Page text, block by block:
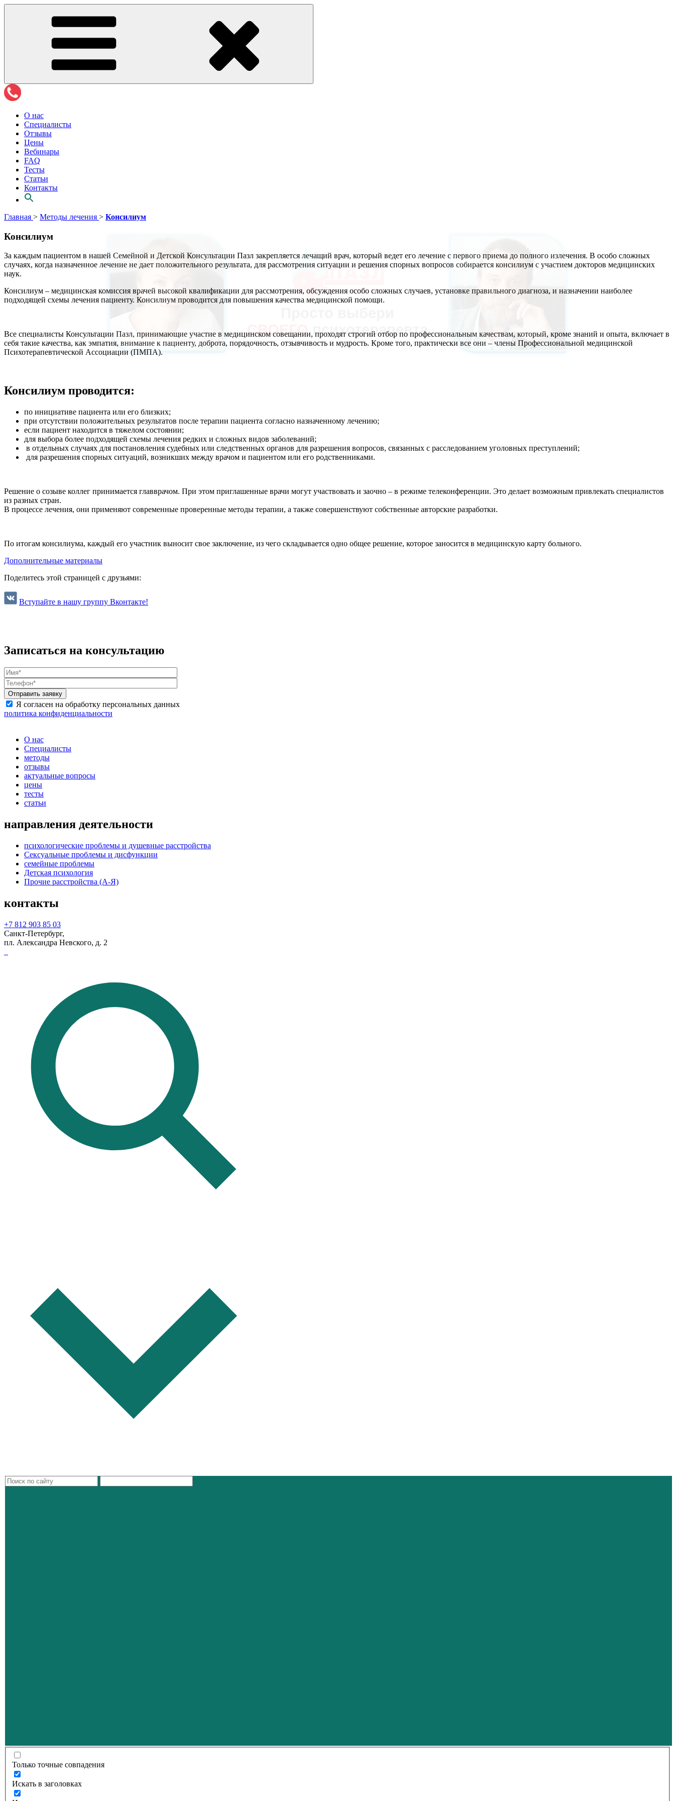
О нас
Специалисты
Отзывы
Цены
Вебинары
FAQ
Тесты
Статьи
Контакты
Перейти
содержимому
ПСИХОТЕРАПИИ
И ПСИХОЛОГИИ
СВОЕГОпсихотерапевта
Главная > Методы лечения > Консилиум
Консилиум
За каждым пациентом в нашей Семейной и Детской Консультации Пазл закрепляется лечащий врач, который ведет его лечение с первого приема до полного излечения. В особо сложных
случаях, когда назначенное лечение не дает положительного результата, для рассмотрения ситуации и решения спорных вопросов собирается консилиум с участием докторов медицинских
наук.
Консилиум – медицинская комиссия врачей высокой квалификации для рассмотрения, обсуждения особо сложных случаев, установке правильного диагноза, и назначении наиболее
подходящей схемы лечения пациенту. Консилиум проводится для повышения качества медицинской помощи.
Все специалисты Консультации Пазл, принимающие участие в медицинском совещании, проходят строгий отбор по профессиональным качествам, который, кроме знаний и опыта, включает в
себя такие качества, как эмпатия, внимание к пациенту, доброта, порядочность, отзывчивость и мудрость. Кроме того, практически все они – члены Профессиональной медицинской
Психотерапевтической Ассоциации (ПМПА).
Консилиум проводится:
по инициативе пациента или его близких;
при отсутствии положительных результатов после терапии пациента согласно назначенному лечению;
если пациент находится в тяжелом состоянии;
для выбора более подходящей схемы лечения редких и сложных видов заболеваний;
в отдельных случаях для постановления судебных или следственных органов для разрешения вопросов, связанных с расследованием уголовных преступлений;
для разрешения спорных ситуаций, возникших между врачом и пациентом или его родственниками.
Решение о созыве коллег принимается главврачом. При этом приглашенные врачи могут участвовать и заочно – в режиме телеконференции. Это делает возможным привлекать специалистов
из разных стран.
В процессе лечения, они применяют современные проверенные методы терапии, а также совершенствуют собственные авторские разработки.
По итогам консилиума, каждый его участник выносит свое заключение, из чего складывается одно общее решение, которое заносится в медицинскую карту больного.
Дополнительные материалы
Поделитесь этой страницей с друзьями:
Вступайте в нашу группу Вконтакте!
Записаться на консультацию
Я согласен на обработку персональных данных
политика конфиденциальности
О нас
Специалисты
методы
отзывы
актуальные вопросы
цены
тесты
статьи
направления деятельности
психологические проблемы и душевные расстройства
Сексуальные проблемы и дисфункции
семейные проблемы
Детская психология
Прочие расстройства (А-Я)
контакты
+7 812 903 85 03
Санкт-Петербург,
пл. Александра Невского, д. 2
Только точные совпадения
Искать в заголовках